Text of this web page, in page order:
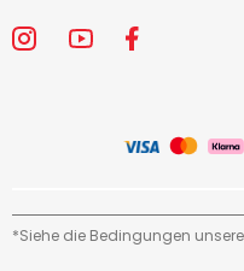
*Siehe die Bedingungen